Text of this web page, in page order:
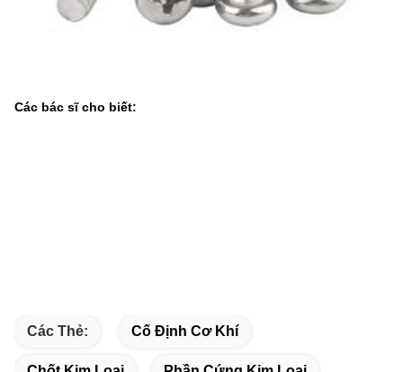
Các bác sĩ cho biết:
Các Thẻ: Cố Định Cơ Khí